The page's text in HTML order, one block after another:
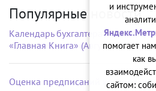
Популярные новости
Календарь бухгалтера на
«Главная Книга» (Август 2026 г.)
Оценка предписаний
и
помогает
как
сайтом: